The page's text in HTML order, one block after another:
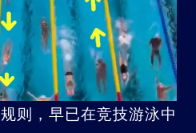
则，早已在竞技游泳中